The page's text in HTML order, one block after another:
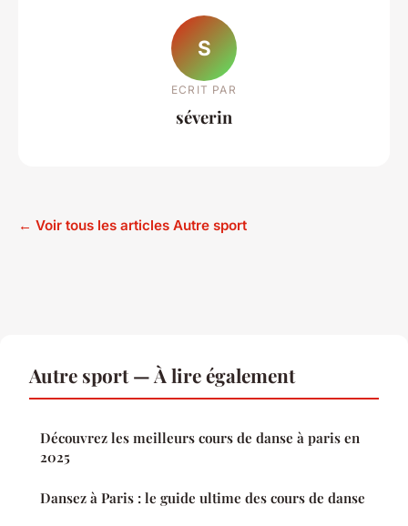
S
ECRIT PAR
séverin
← Voir tous les articles Autre sport
Autre sport — À lire également
Découvrez les meilleurs cours de danse à paris en
2025
Dansez à Paris : le guide ultime des cours de danse